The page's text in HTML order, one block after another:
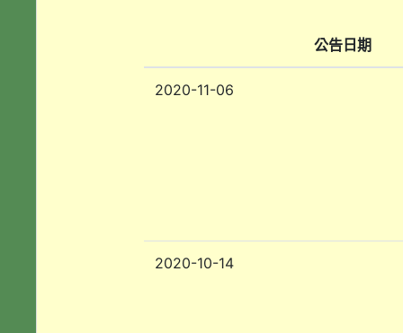
公告日期
2020-11-06
2020-10-14